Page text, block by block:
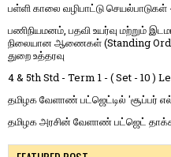
பள்ளி காலை வழிபாட்டு
பணிநியமனம், பதவி உயர்வு மற்றும்
நிலையான ஆணைகள் (Standing
துறை உத்தரவு
4 & 5th Std - Term 1 - ( Set - 10 )
தமிழக வேளாண் பட்ஜெட்டில் 'சூப்பர்
தமிழக அரசின் வேளாண் பட்ஜெட்